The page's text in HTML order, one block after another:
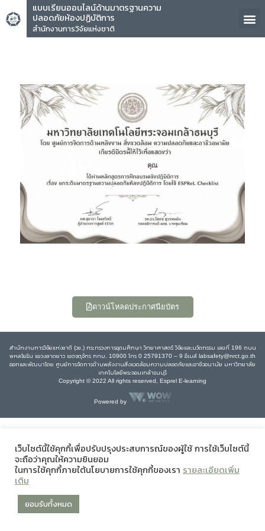
แบบเรียนออนไลน์ด้านมาตรฐานความ
ปลอดภัยห้องปฏิบัติการ
สำนักงานการวิจัยแห่งชาติ
คุณ
ดาวน์โหลดประกาศนียบัตร
สำนักงานการวิจัยแห่งชาติ (วช.) กระทรวงการอุดมศึกษา วิทยาศาสตร์ วิจัยและนวัตกรรม เลขที่ 196 ถนน
พหลโยธิน แขวงลาดยาว เขตจตุจักร กทม. 10900 โทร 0 25791370 – 9 อีเมล์ labsafety@nrct.go.th
ออกและพัฒนาโดย ศูนย์การจัดการด้านพลังงานสิ่งแวดล้อมความปลอดภัยและอาชีวอนามัย มหาวิทยาลัย
เทคโนโลยีพระจอมเกล้าธนบุรี
Copyright © 2022 All rights reserved, Esprel E-learning
Powered by
เว็บไซต์นี้ใช้คุกกี้เพื่อปรับปรุงประสบการณ์ของผู้ใช้ การใช้เว็บไซต์นี้
จะถือว่าคุณให้ความยินยอม
ในการใช้คุกกี้ภายใต้นโยบายการใช้คุกกี้ของเรา รายละเอียดเพิ่ม
เติม
ยอมรับทั้งหมด